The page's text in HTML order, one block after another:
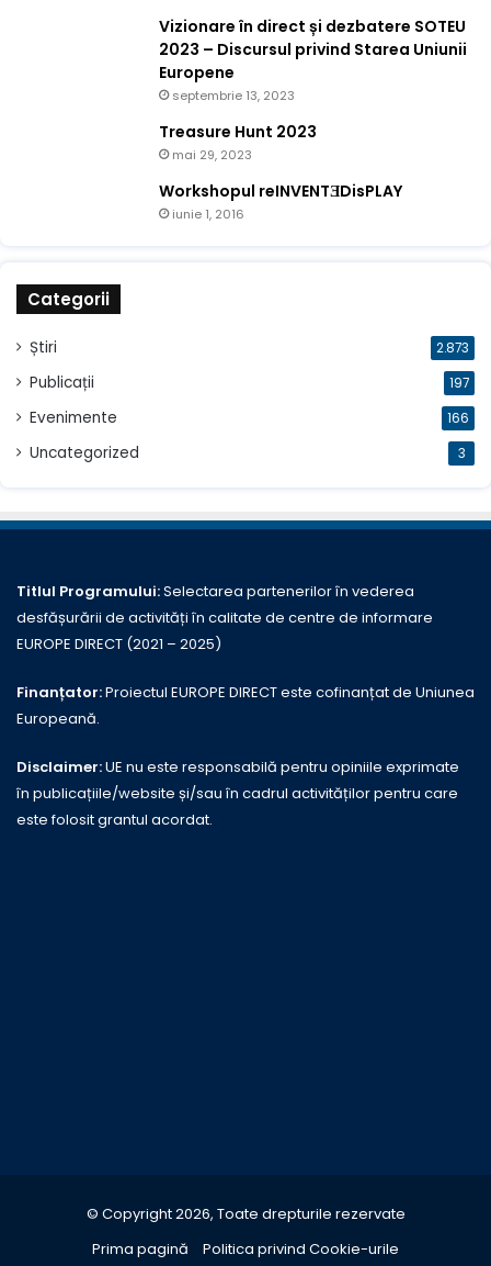
Vizionare în direct și dezbatere SOTEU
2023 – Discursul privind Starea Uniunii
Europene
septembrie 13, 2023
Treasure Hunt 2023
mai 29, 2023
Workshopul reINVENTƎDisPLAY
iunie 1, 2016
Categorii
Știri 2.873
Publicații 197
Evenimente 166
Uncategorized 3
Titlul Programului:Selectarea partenerilor în vederea
desfășurării de activități în calitate de centre de informare
EUROPE DIRECT (2021 – 2025)
Finanțator:Proiectul EUROPE DIRECT este cofinanțat de Uniunea
Europeană.
Disclaimer:UE nu este responsabilă pentru opiniile exprimate
în publicațiile/website și/sau în cadrul activităților pentru care
este folosit grantul acordat.
© Copyright 2026, Toate drepturile rezervate
Prima pagină
Politica privind Cookie-urile